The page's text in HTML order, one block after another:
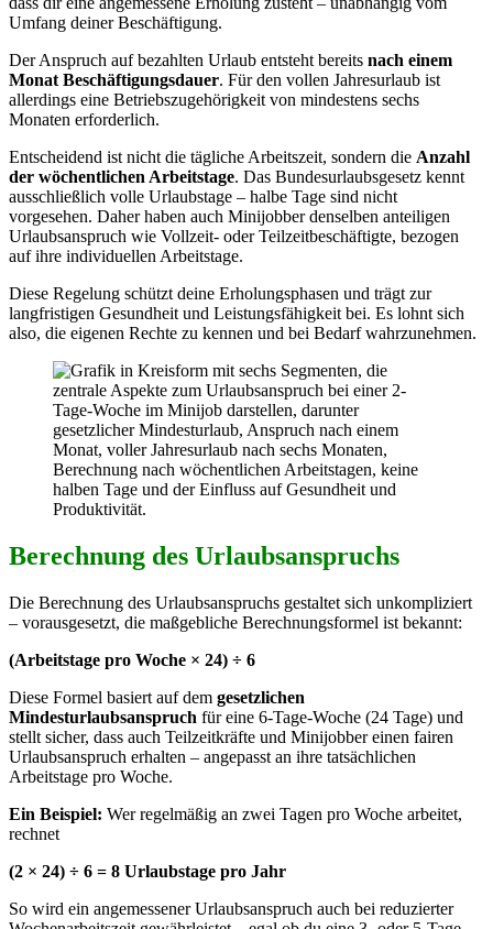
Umfang deiner Beschäftigung.
Der Anspruch auf bezahlten Urlaub entsteht bereits nach einem
Monat Beschäftigungsdauer. Für den vollen Jahresurlaub ist
allerdings eine Betriebszugehörigkeit von mindestens sechs
Monaten erforderlich.
Entscheidend ist nicht die tägliche Arbeitszeit, sondern die Anzahl
der wöchentlichen Arbeitstage. Das Bundesurlaubsgesetz kennt
ausschließlich volle Urlaubstage – halbe Tage sind nicht
vorgesehen. Daher haben auch Minijobber denselben anteiligen
Urlaubsanspruch wie Vollzeit- oder Teilzeitbeschäftigte, bezogen
auf ihre individuellen Arbeitstage.
Diese Regelung schützt deine Erholungsphasen und trägt zur
langfristigen Gesundheit und Leistungsfähigkeit bei. Es lohnt sich
also, die eigenen Rechte zu kennen und bei Bedarf wahrzunehmen.
Berechnung des Urlaubsanspruchs
Die Berechnung des Urlaubsanspruchs gestaltet sich unkompliziert
– vorausgesetzt, die maßgebliche Berechnungsformel ist bekannt:
(Arbeitstage pro Woche × 24) ÷ 6
Diese Formel basiert auf dem gesetzlichen
Mindesturlaubsanspruch für eine 6-Tage-Woche (24 Tage) und
stellt sicher, dass auch Teilzeitkräfte und Minijobber einen fairen
Urlaubsanspruch erhalten – angepasst an ihre tatsächlichen
Arbeitstage pro Woche.
Ein Beispiel: Wer regelmäßig an zwei Tagen pro Woche arbeitet,
rechnet
(2 × 24) ÷ 6 = 8 Urlaubstage pro Jahr
So wird ein angemessener Urlaubsanspruch auch bei reduzierter